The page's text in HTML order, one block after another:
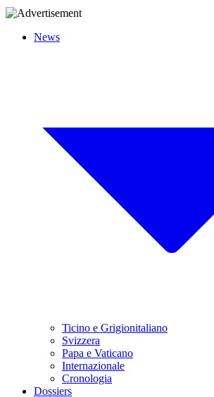
News
Ticino e Grigionitaliano
Svizzera
Papa e Vaticano
Internazionale
Cronologia
Dossiers